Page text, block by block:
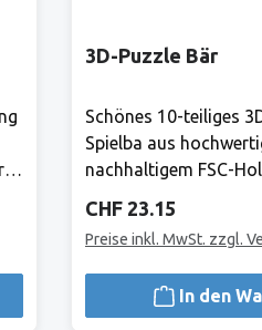
3D-Puzzle Bär
Schönes 10-teiliges
Spielba aus
nachhaltigem FSC-
Produkte von Spielba
Qualität
lange Lebensdauer
uneingeschränkte
Regulärer Preis:
CHF 23.15
Preise inkl. MwSt. zzgl.
In den